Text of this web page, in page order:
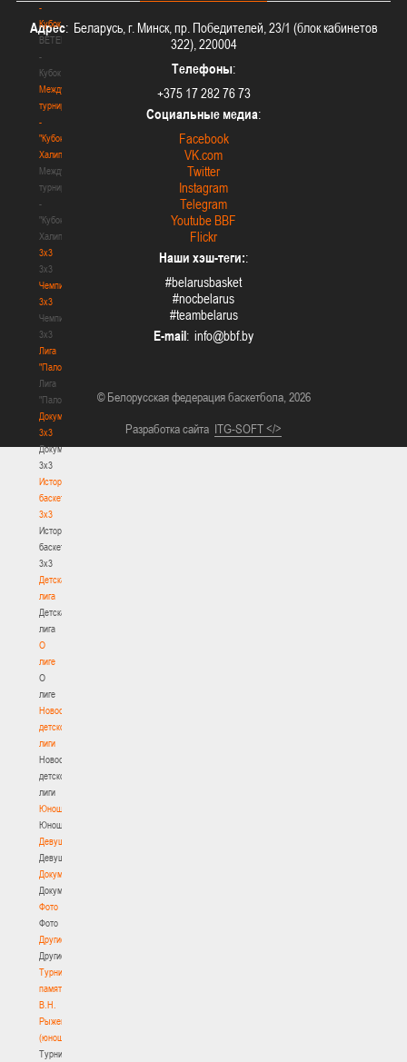
-
Кубок
BETERA
-
Кубок
Международный
турнир
-
"Кубок
Халипского"
Международный
турнир
-
"Кубок
Халипского"
3x3
3x3
Чемпионат
3х3
Чемпионат
3х3
Лига
"Палова"
Лига
"Палова"
Документы
3х3
Документы
3х3
История
баскетбола
3х3
История
баскетбола
3х3
Детская
лига
Детская
лига
О
лиге
О
лиге
Новости
детской
лиги
Новости
детской
лиги
Юноши
Юноши
Девушки
Девушки
Документы
Документы
Фото
Фото
Другие
Другие
Турнир
памяти
В.Н.
Рыженкова
(юноши)
Турнир
Адрес: Беларусь, г. Минск, пр. Победителей, 23/1 (блок кабинетов
322), 220004
Телефоны:
+375 17 282 76 73
Социальные медиа:
Facebook
VK.com
Twitter
Instagram
Telegram
Youtube BBF
Flickr
Наши хэш-теги::
#belarusbasket
#nocbelarus
#teambelarus
E-mail:
© Белорусская федерация баскетбола, 2026
Разработка сайта ITG-SOFT </>